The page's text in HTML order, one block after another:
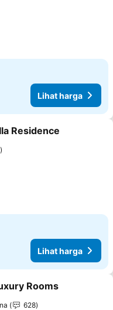
Lihat harga
ke favorit
Residence
Lihat harga
ke favorit
Rooms
628